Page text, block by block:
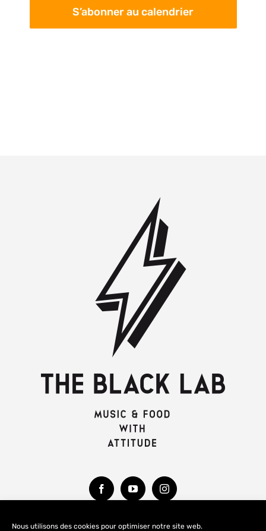
Nous utilisons des cookies pour optimiser notre site web.
S’abonner au calendrier